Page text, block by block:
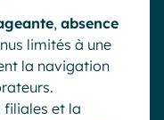
, absence
limités à une
la navigation
filiales et la